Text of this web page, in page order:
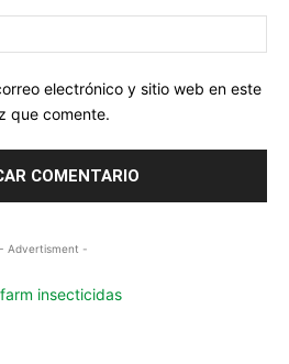
electrónico y sitio web en este
que comente.
- Advertisment -